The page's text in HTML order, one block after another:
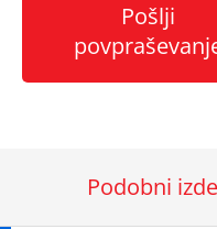
Pošlji
Podobni